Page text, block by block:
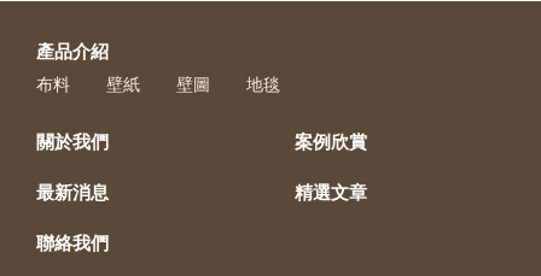
產品介紹
布料 壁紙 壁圖 地毯
關於我們 案例欣賞
最新消息 精選文章
聯絡我們